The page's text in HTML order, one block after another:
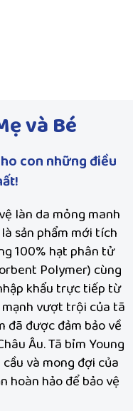
và Bé
con những điều
làn da mỏng manh
sản phẩm mới tích
100% hạt phân tử
Polymer) cùng
khẩu trực tiếp từ
vượt trội của tã
đã được đảm bảo về
Âu. Tã bỉm Young
và mong đợi của
hoàn hảo để bảo vệ